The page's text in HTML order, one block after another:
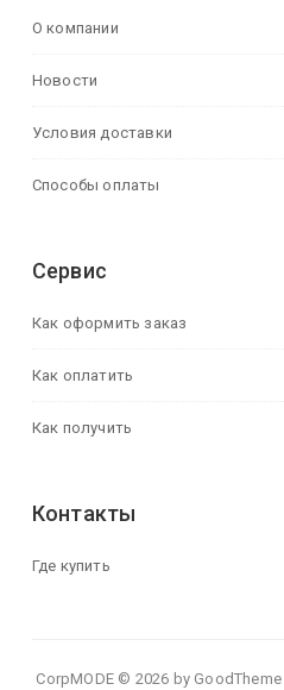
О компании
Новости
Условия доставки
Способы оплаты
Сервис
Как оформить заказ
Как оплатить
Как получить
Контакты
Где купить
CorpMODE © 2026 by